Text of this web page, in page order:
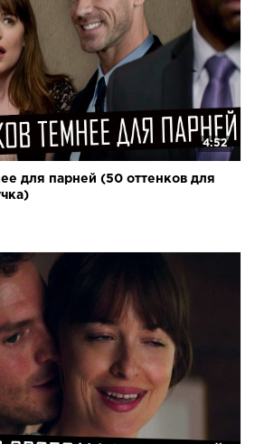
4:52
для парней (50 оттенков для